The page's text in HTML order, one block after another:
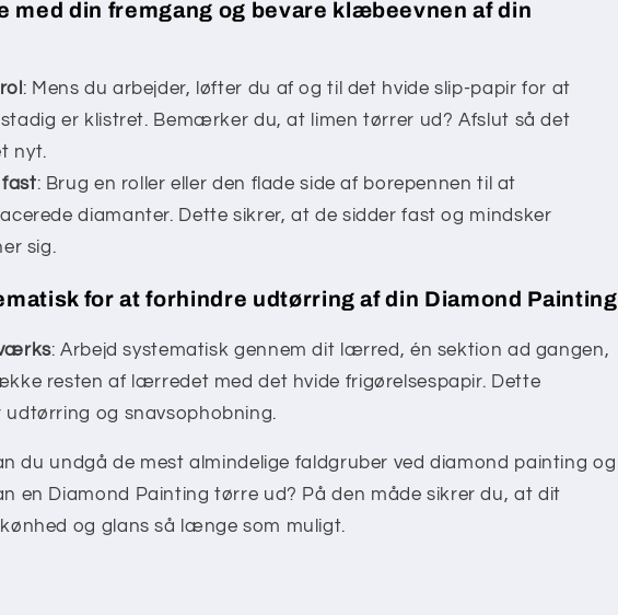
med din fremgang og bevare klæbeevnen af din
: Mens du arbejder, løfter du af og til det hvide slip-papir for at
er klistret. Bemærker du, at limen tørrer ud? Afslut så det
nyt.
fast: Brug en roller eller den flade side af borepennen til at
diamanter. Dette sikrer, at de sidder fast og mindsker
sig.
for at forhindre udtørring af din Diamond Painting
: Arbejd systematisk gennem dit lærred, én sektion ad gangen,
resten af lærredet med det hvide frigørelsespapir. Dette
udtørring og snavsophobning.
du undgå de mest almindelige faldgruber ved diamond painting og
en Diamond Painting tørre ud? På den måde sikrer du, at dit
og glans så længe som muligt.